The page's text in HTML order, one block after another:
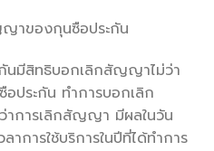
าของกุนซือประกัน
กันมีสิทธิบอกเลิกสัญญาไม่ว่า
อประกัน ทำการบอกเลิก
การเลิกสัญญา มีผลในวัน
าการใช้บริการในปีที่ได้ทำการ